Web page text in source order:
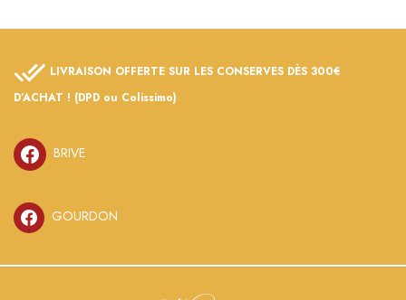
LIVRAISON OFFERTE SUR LES CONSERVES DÈS 300€
D’ACHAT ! (DPD ou Colissimo)
BRIVE
GOURDON